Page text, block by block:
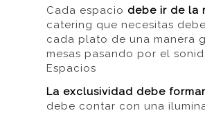
Cada espacio debe ir de la
catering que necesitas
cada plato de una manera
mesas pasando por el
Espacios
La exclusividad debe
debe contar con una